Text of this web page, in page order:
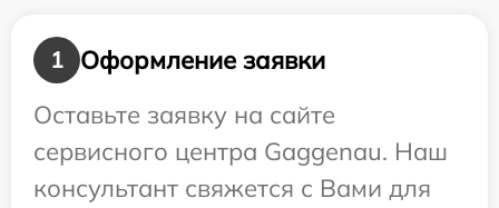
1
Оформление заявки
Оставьте заявку на сайте
сервисного центра Gaggenau. Наш
консультант свяжется с Вами для